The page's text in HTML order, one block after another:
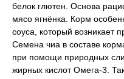
белок глютен. Основа
мясо ягнёнка. Корм
соуса, который возникает
Семена чиа в составе
при помощи природных
жирных кислот Омега-3.